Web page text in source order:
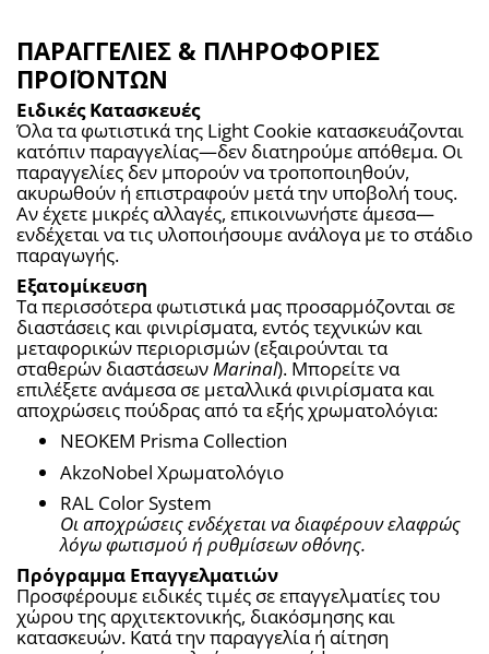
ΠΑΡΑΓΓΕΛΙΕΣ & ΠΛΗΡΟΦΟΡΙΕΣ
ΠΡΟΪΟΝΤΩΝ
Ειδικές Κατασκευές
Όλα τα φωτιστικά της Light Cookie κατασκευάζονται
κατόπιν παραγγελίας—δεν διατηρούμε απόθεμα. Οι
παραγγελίες δεν μπορούν να τροποποιηθούν,
ακυρωθούν ή επιστραφούν μετά την υποβολή τους.
Αν έχετε μικρές αλλαγές, επικοινωνήστε άμεσα—
ενδέχεται να τις υλοποιήσουμε ανάλογα με το στάδιο
παραγωγής.
Εξατομίκευση
Τα περισσότερα φωτιστικά μας προσαρμόζονται σε
διαστάσεις και φινιρίσματα, εντός τεχνικών και
μεταφορικών περιορισμών (εξαιρούνται τα
σταθερών διαστάσεων Marinal). Μπορείτε να
επιλέξετε ανάμεσα σε μεταλλικά φινιρίσματα και
αποχρώσεις πούδρας από τα εξής χρωματολόγια:
NEOKEM Prisma Collection
AkzoNobel Χρωματολόγιο
RAL Color System
Οι αποχρώσεις ενδέχεται να διαφέρουν ελαφρώς
λόγω φωτισμού ή ρυθμίσεων οθόνης.
Πρόγραμμα Επαγγελματιών
Προσφέρουμε ειδικές τιμές σε επαγγελματίες του
χώρου της αρχιτεκτονικής, διακόσμησης και
κατασκευών. Κατά την παραγγελία ή αίτηση